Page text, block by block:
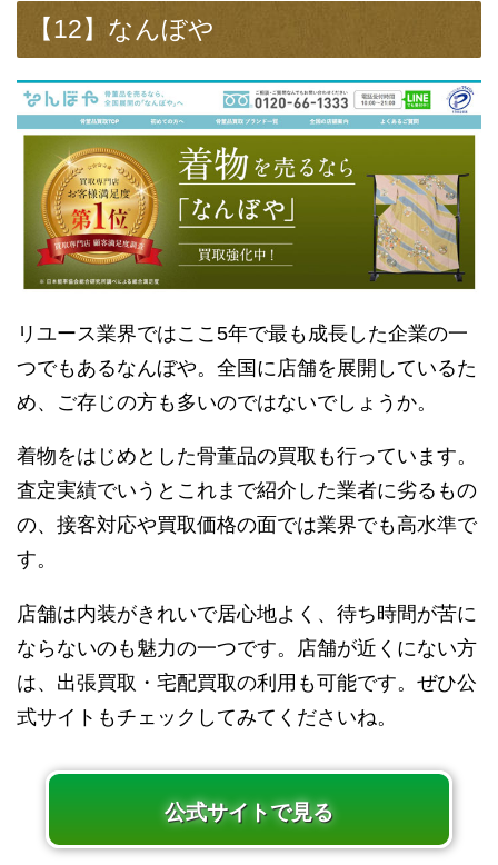
【12】なんぼや
リユース業界ではここ5年で最も成長した企業の一
つでもあるなんぼや。全国に店舗を展開しているた
め、ご存じの方も多いのではないでしょうか。
着物をはじめとした骨董品の買取も行っています。
査定実績でいうとこれまで紹介した業者に劣るもの
の、接客対応や買取価格の面では業界でも高水準で
す。
店舗は内装がきれいで居心地よく、待ち時間が苦に
ならないのも魅力の一つです。店舗が近くにない方
は、出張買取・宅配買取の利用も可能です。ぜひ公
式サイトもチェックしてみてくださいね。
公式サイトで見る